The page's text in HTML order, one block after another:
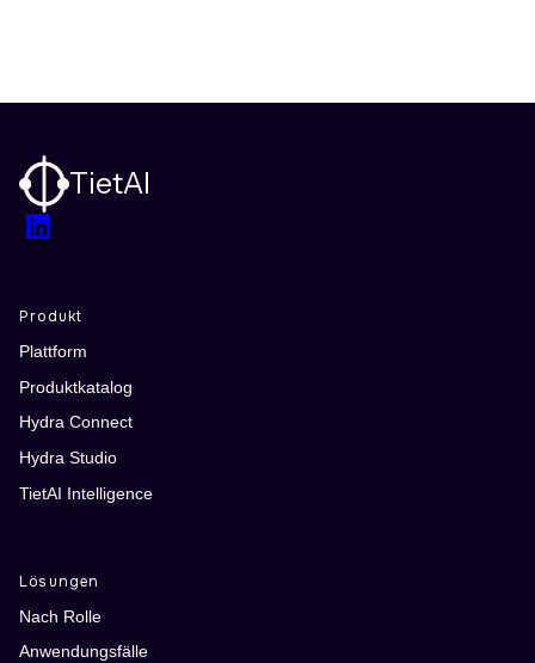
TietAI
LinkedIn
Produkt
Plattform
Produktkatalog
Hydra Connect
Hydra Studio
TietAI Intelligence
Lösungen
Nach Rolle
Anwendungsfälle